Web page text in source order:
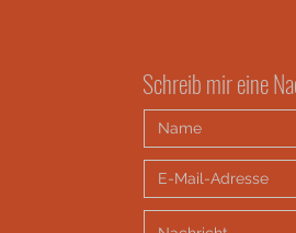
Schreib mir eine